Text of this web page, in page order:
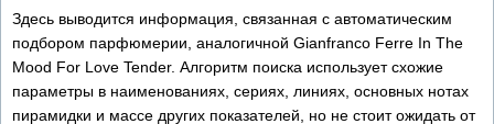
Здесь выводится информация, связанная с автоматическим
подбором парфюмерии, аналогичной Gianfranco Ferre In The
Mood For Love Tender. Алгоритм поиска использует схожие
параметры в наименованиях, сериях, линиях, основных нотах
пирамидки и массе других показателей, но не стоит ожидать от